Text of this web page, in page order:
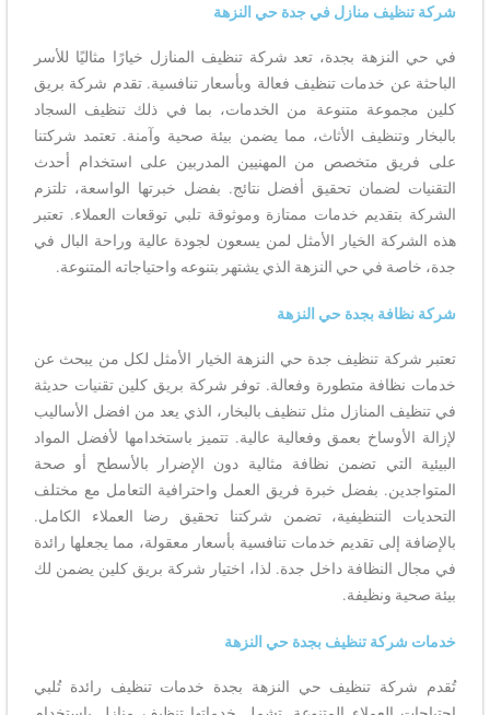
شركة تنظيف منازل في جدة حي النزهة
في حي النزهة بجدة، تعد شركة تنظيف المنازل خيارًا مثاليًا للأسر
الباحثة عن خدمات تنظيف فعالة وبأسعار تنافسية. تقدم شركة بريق
كلين مجموعة متنوعة من الخدمات، بما في ذلك تنظيف السجاد
بالبخار وتنظيف الأثاث، مما يضمن بيئة صحية وآمنة. تعتمد شركتنا
على فريق متخصص من المهنيين المدربين على استخدام أحدث
التقنيات لضمان تحقيق أفضل نتائج. بفضل خبرتها الواسعة، تلتزم
الشركة بتقديم خدمات ممتازة وموثوقة تلبي توقعات العملاء. تعتبر
هذه الشركة الخيار الأمثل لمن يسعون لجودة عالية وراحة البال في
جدة، خاصة في حي النزهة الذي يشتهر بتنوعه واحتياجاته المتنوعة.
شركة نظافة بجدة حي النزهة
تعتبر شركة تنظيف جدة حي النزهة الخيار الأمثل لكل من يبحث عن
خدمات نظافة متطورة وفعالة. توفر شركة بريق كلين تقنيات حديثة
في تنظيف المنازل مثل تنظيف بالبخار، الذي يعد من افضل الأساليب
لإزالة الأوساخ بعمق وفعالية عالية. تتميز باستخدامها لأفضل المواد
البيئية التي تضمن نظافة مثالية دون الإضرار بالأسطح أو صحة
المتواجدين. بفضل خبرة فريق العمل واحترافية التعامل مع مختلف
التحديات التنظيفية، تضمن شركتنا تحقيق رضا العملاء الكامل.
بالإضافة إلى تقديم خدمات تنافسية بأسعار معقولة، مما يجعلها رائدة
في مجال النظافة داخل جدة. لذا، اختيار شركة بريق كلين يضمن لك
بيئة صحية ونظيفة.
خدمات شركة تنظيف بجدة حي النزهة
تُقدم شركة تنظيف حي النزهة بجدة خدمات تنظيف رائدة تُلبي